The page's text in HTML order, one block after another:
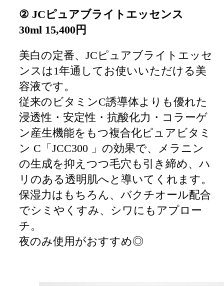
② JCピュアブライトエッセンス
30ml 15,400円
美白の定番、JCピュアブライトエッセ
ンスは1年通してお使いいただける美
容液です。
従来のビタミンC誘導体よりも優れた
浸透性・安定性・抗酸化力・コラーゲ
ン産生機能をもつ複合化ピュアビタミ
ン C「JCC300 」の効果で、メラニン
の生成を抑えつつ毛穴も引き締め、ハ
リのある透明肌へと導いてくれます。
保湿力はもちろん、バクチオール配合
でシミやくすみ、シワにもアプロー
チ。
夜のみ使用がおすすめ◎